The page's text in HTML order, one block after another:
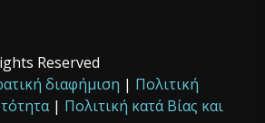
Reserved
διαφήμιση | Πολιτική
| Πολιτική κατά Βίας και